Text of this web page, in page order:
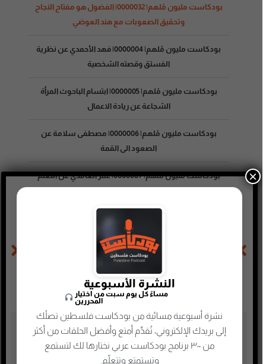
بودكاست مليون مُلهم| 0000032| الفضول هو مفتاح النجاح
وتحقيق الصعوبات مع هند العوضي
بودكاست مليون مُلهم| 0000004| فهد الأحمدي عن نظرية
الفستق وقصته الشخصية
بودكاست مليون مُلهم| 0000005| ابتسام الباحوث المرأة
الشجاعة عن ريادة الاعمال
بودكاست مليون مُلهم| 0000006| مصطفى سلامة عن
الصعود الى القمة
بودكاست مليون مُلهم| 0000007| عمر الغامدي عن التعلم
بودكاست مليون مُلهم| 0000031|نشر الوعي البيئي للحصول على حياة خالية من الأمراض مع هيا الدوسري
تصنيفات البودكاست
النشرة الأسبوعية
مساءً كل يوم سبت من اختيار
المحررين
نشرة أسبوعية مسائية من بودكاست فلسطين تصلُك
إلى بريدك الإلكتروني، تُقدِّم أمتع وأفضل الحلقات من أكثر
من ٣٠٠ برنامج بودكاست عربي نختارها لك لتستمع
وتستمتع وتتعلّم.
×